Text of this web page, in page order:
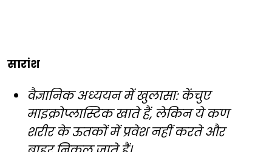
सारांश
वैज्ञानिक अध्ययन में खुलासा: केंचुए
माइक्रोप्लास्टिक खाते हैं, लेकिन ये कण
शरीर के ऊतकों में प्रवेश नहीं करते और